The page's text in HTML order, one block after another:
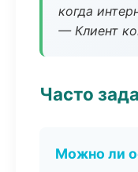
когда
— Клиент
Часто
Можно ли